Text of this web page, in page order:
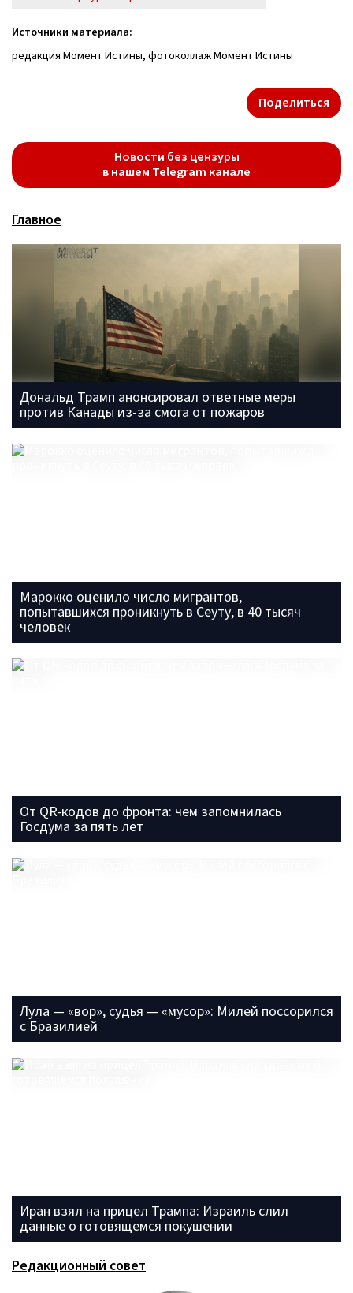
Источники материала:
редакция Момент Истины, фотоколлаж Момент Истины
Поделиться
Новости без цензуры
в нашем Telegram канале
Главное
Дональд Трамп анонсировал ответные меры
против Канады из-за смога от пожаров
Марокко оценило число мигрантов,
попытавшихся проникнуть в Сеуту, в 40 тысяч
человек
От QR-кодов до фронта: чем запомнилась
Госдума за пять лет
Лула — «вор», судья — «мусор»: Милей поссорился
с Бразилией
Иран взял на прицел Трампа: Израиль слил
данные о готовящемся покушении
Редакционный совет